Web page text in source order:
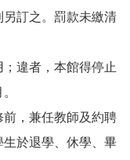
訂之。罰款未繳清
違者，本館得停止
，兼任教師及約聘
於退學、休學、畢